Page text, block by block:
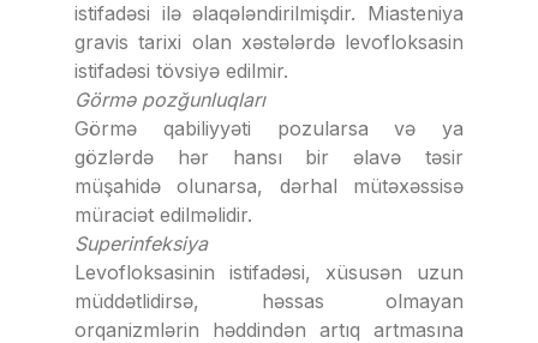
istifadəsi ilə əlaqələndirilmişdir. Miasteniya
gravis tarixi olan xəstələrdə levofloksasin
istifadəsi tövsiyə edilmir.
Görmə pozğunluqları
Görmə qabiliyyəti pozularsa və ya
gözlərdə hər hansı bir əlavə təsir
müşahidə olunarsa, dərhal mütəxəssisə
müraciət edilməlidir.
Superinfeksiya
Levofloksasinin istifadəsi, xüsusən uzun
müddətlidirsə, həssas olmayan
orqanizmlərin həddindən artıq artmasına